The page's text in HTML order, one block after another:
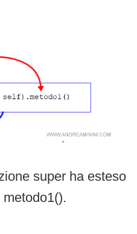
super ha esteso